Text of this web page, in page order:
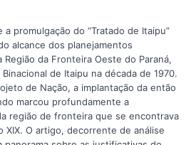
promulgação do “Tratado de Itaipu”
alcance dos planejamentos
da Fronteira Oeste do Paraná,
de Itaipu na década de 1970.
de Nação, a implantação da então
marcou profundamente a
região de fronteira que se encontrava
XIX. O artigo, decorrente de análise